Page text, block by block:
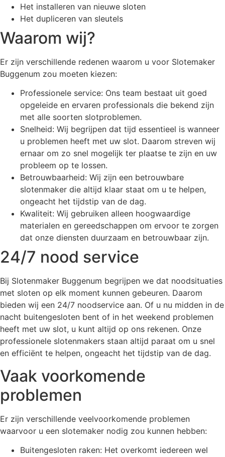
Het installeren van nieuwe sloten
Het dupliceren van sleutels
Waarom wij?
Er zijn verschillende redenen waarom u voor Slotemaker
Buggenum zou moeten kiezen:
Professionele service: Ons team bestaat uit goed
opgeleide en ervaren professionals die bekend zijn
met alle soorten slotproblemen.
Snelheid: Wij begrijpen dat tijd essentieel is wanneer
u problemen heeft met uw slot. Daarom streven wij
ernaar om zo snel mogelijk ter plaatse te zijn en uw
probleem op te lossen.
Betrouwbaarheid: Wij zijn een betrouwbare
slotenmaker die altijd klaar staat om u te helpen,
ongeacht het tijdstip van de dag.
Kwaliteit: Wij gebruiken alleen hoogwaardige
materialen en gereedschappen om ervoor te zorgen
dat onze diensten duurzaam en betrouwbaar zijn.
24/7 nood service
Bij Slotenmaker Buggenum begrijpen we dat noodsituaties
met sloten op elk moment kunnen gebeuren. Daarom
bieden wij een 24/7 noodservice aan. Of u nu midden in de
nacht buitengesloten bent of in het weekend problemen
heeft met uw slot, u kunt altijd op ons rekenen. Onze
professionele slotenmakers staan altijd paraat om u snel
en efficiënt te helpen, ongeacht het tijdstip van de dag.
Vaak voorkomende
problemen
Er zijn verschillende veelvoorkomende problemen
waarvoor u een slotemaker nodig zou kunnen hebben:
Buitengesloten raken: Het overkomt iedereen wel